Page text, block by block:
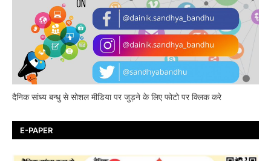
दैनिक सांध्य बन्धु से सोशल मीडिया पर जुड़ने के लिए फोटो पर क्लिक करे
E-PAPER